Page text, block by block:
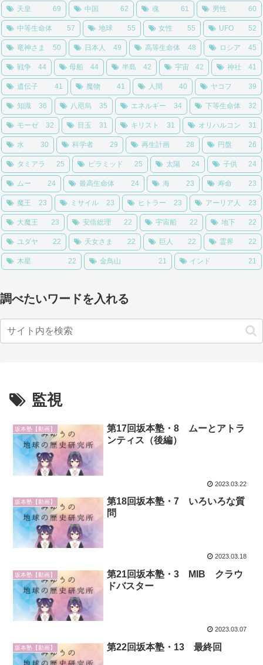
天皇 69 中国 62 魂 61 男性 60
中等生命体 57 地球 55 女性 55 UFO 52
竜神さま 50 日本人 49 高等生命体 48 ロシア 45
戦争 44 母船 44 半島 42 宇宙 42 神社 41
遺伝子 41 魔物 41 人間 40 ヤコフ 39
知識 36 八咫烏 35 エネルギー 34 下等生命体 32
モーゼ 32 目玉 31 キリスト 31 オリハルコン 31
水 30 科学者 29 再生計画 28 円盤 26
タミアラ 25 ピラミッド 25 太陽 24 子供 24
ムー 24 最高生命体 24 海 23 寿命 23
魔王 23 ミサイル 23 ヒトラー 23 アーリア人 23
大魔王 23 安倍総理 22 宇宙船 22 地下 22
ユダヤ 22 天女さま 22 巨人 22 霊界 22
木星 22 金鳥山 21 インド 21
調べたいワードを入れる
監視
坂本塾【動画】
第17回坂本塾・8 ムーとアトラ
ンティス（後編）
2023.03.22
坂本塾【動画】
第18回坂本塾・7 いろいろな質
問
2023.03.18
坂本塾【動画】
第21回坂本塾・3 MIB クラウ
ドバスター
2023.03.07
坂本塾【動画】 第22回坂本塾・13 最終回